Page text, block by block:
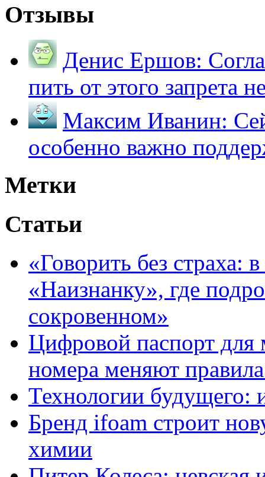
Отзывы
Денис Ершов:
пить от этого запрета
Максим Иванин:
особенно важно
Метки
Статьи
«Говорить без страха:
«Наизнанку», где
сокровенном»
Цифровой паспорт для
номера меняют
Технологии будущего:
Бренд ifoam строит
химии